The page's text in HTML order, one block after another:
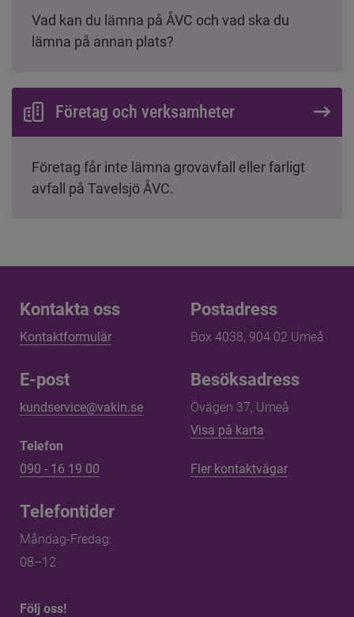
Vad kan du lämna på ÅVC och vad ska du
lämna på annan plats?
Företag och verksamheter
Företag får inte lämna grovavfall eller farligt
avfall på Tavelsjö ÅVC.
Kontakta oss
Kontakta oss
Kontaktformulär
E-post
kundservice@vakin.se
Telefon
090 - 16 19 00
Telefontider
Måndag-Fredag:
08–12
Postadress
Box 4038, 904 02 Umeå
Besöksadress
Övägen 37, Umeå
Visa på karta
Fler kontaktvägar
Följ oss!